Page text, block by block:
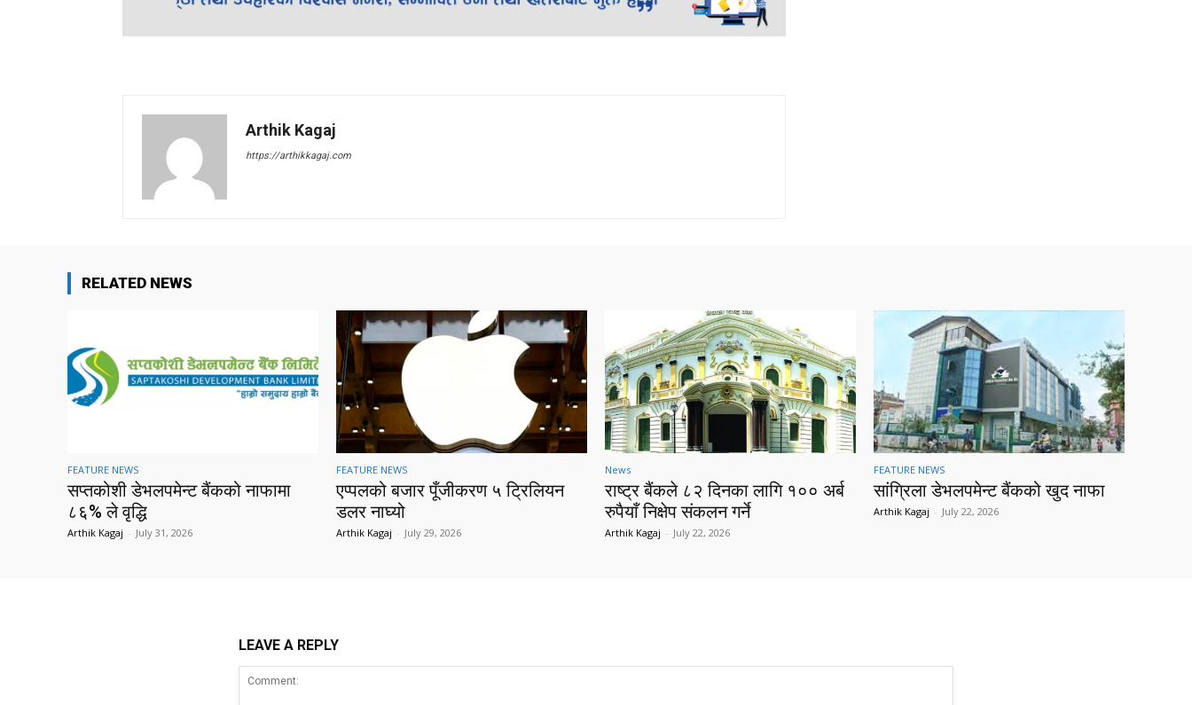
Arthik Kagaj
https://arthikkagaj.com
RELATED NEWS
FEATURE NEWS
सप्तकोशी डेभलपमेन्ट बैंकको नाफामा
८६% ले वृद्धि
Arthik Kagaj - July 31, 2026
FEATURE NEWS
एप्पलको बजार पूँजीकरण ५ ट्रिलियन
डलर नाघ्यो
Arthik Kagaj - July 29, 2026
News
राष्ट्र बैंकले ८२ दिनका लागि १०० अर्ब
रुपैयाँ निक्षेप संकलन गर्ने
Arthik Kagaj - July 22, 2026
FEATURE NEWS
सांग्रिला डेभलपमेन्ट बैंकको खुद नाफा
Arthik Kagaj - July 22, 2026
LEAVE A REPLY